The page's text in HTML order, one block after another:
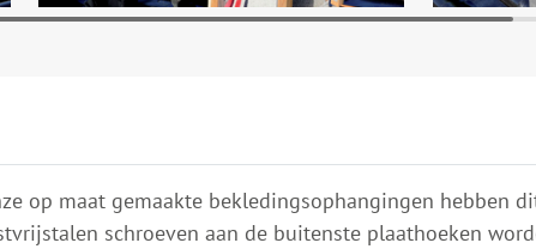
op maat gemaakte bekledingsophangingen hebben
schroeven aan de buitenste plaathoeken